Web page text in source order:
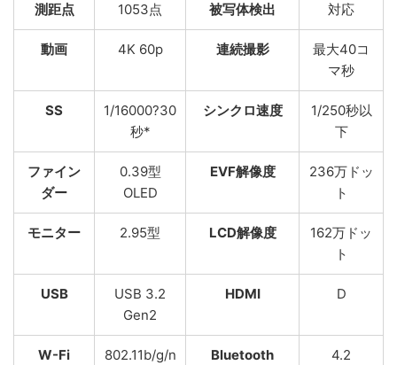
測距点 1053点 被写体検出 対応
動画 4K 60p 連続撮影
最大40コ
マ秒
SS
1/16000?30
秒*
シンクロ速度
1/250秒以
下
ファイン
ダー
0.39型
OLED
EVF解像度
236万ドッ
ト
モニター 2.95型 LCD解像度
162万ドッ
ト
USB
USB 3.2
Gen2
HDMI D
W-Fi 802.11b/g/n Bluetooth 4.2